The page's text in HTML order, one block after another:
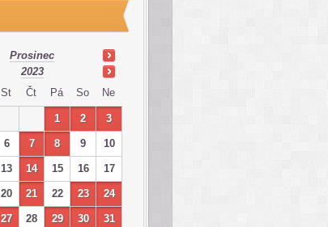
Prosinec
2023
St Čt Pá So Ne
1 2 3
6 7 8 9 10
13 14 15 16 17
20 21 22 23 24
27 28 29 30 31